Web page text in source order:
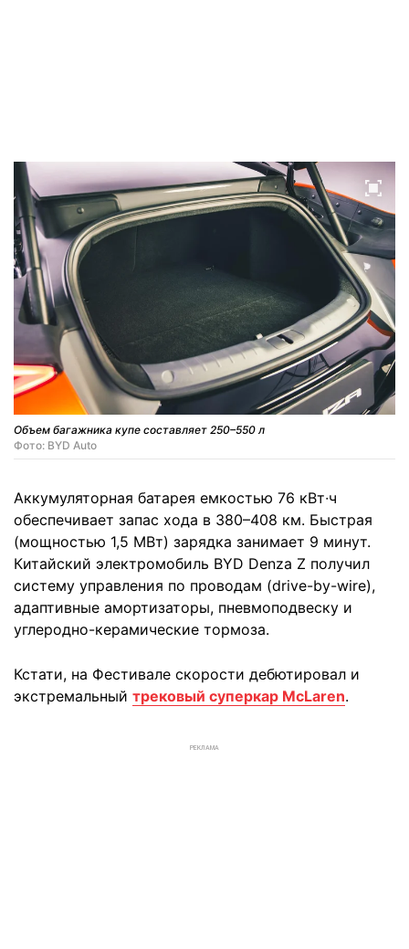
Объем багажника купе составляет 250–550 л
Фото: BYD Auto
Аккумуляторная батарея емкостью 76 кВт∙ч
обеспечивает запас хода в 380–408 км. Быстрая
(мощностью 1,5 МВт) зарядка занимает 9 минут.
Китайский электромобиль BYD Denza Z получил
систему управления по проводам (drive-by-wire),
адаптивные амортизаторы, пневмоподвеску и
углеродно-керамические тормоза.
Кстати, на Фестивале скорости дебютировал и
экстремальный трековый суперкар McLaren.
РЕКЛАМА